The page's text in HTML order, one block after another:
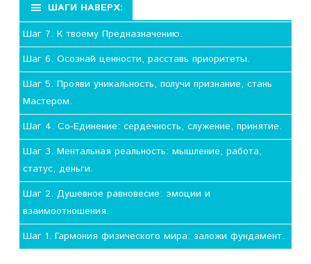
ШАГИ НАВЕРХ:
Шаг 7. К твоему Предназначению.
Шаг 6. Осознай ценности, расставь приоритеты.
Шаг 5. Прояви уникальность, получи признание, стань
Мастером.
Шаг 4. Со-Единение: сердечность, служение, принятие.
Шаг 3. Ментальная реальность: мышление, работа,
статус, деньги.
Шаг 2. Душевное равновесие: эмоции и
взаимоотношения.
Шаг 1. Гармония физического мира: заложи фундамент.